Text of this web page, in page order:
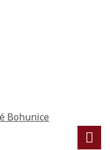
Bohunice